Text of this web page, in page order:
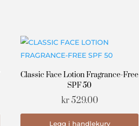
Alternativene
Classic Face Lotion Fragrance-Free
SPF 50
kr529.00
Legg i handlekurv